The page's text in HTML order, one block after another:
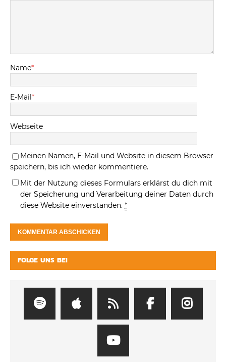
Name*
E-Mail*
Webseite
Meinen Namen, E-Mail und Website in diesem Browser
speichern, bis ich wieder kommentiere.
Mit der Nutzung dieses Formulars erklärst du dich mit
der Speicherung und Verarbeitung deiner Daten durch
diese Website einverstanden. *
FOLGE UNS BEI